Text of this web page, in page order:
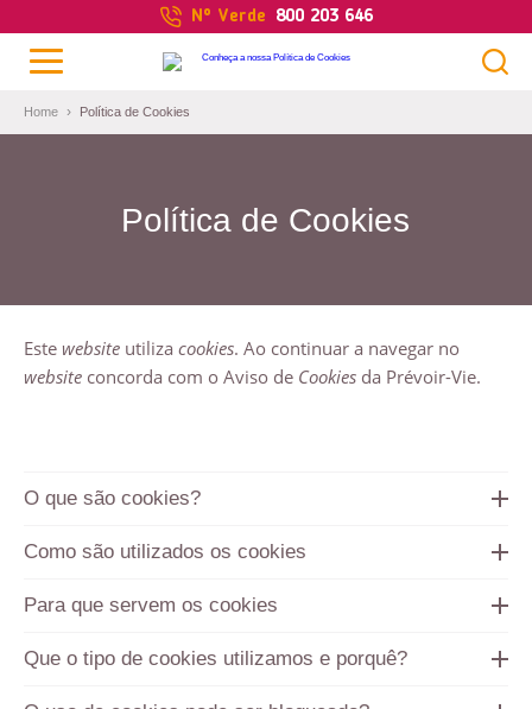
Nº Verde 800 203 646
Home Política de Cookies
Política de Cookies
Este website utiliza cookies. Ao continuar a navegar no
website concorda com o Aviso de Cookies da Prévoir-Vie.
O que são cookies?
Como são utilizados os cookies
Para que servem os cookies
Que o tipo de cookies utilizamos e porquê?